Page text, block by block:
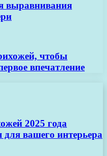
выравнивания
чтобы
впечатление
2025 года
вашего интерьера